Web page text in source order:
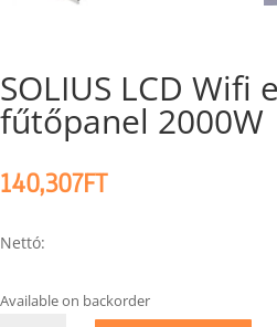
SOLIUS LCD Wifi
fűtőpanel 2000W
140,307FT
Nettó:
Available on backorder